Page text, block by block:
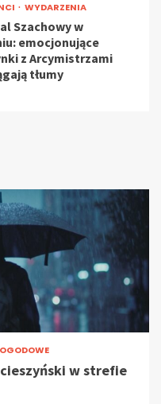
WYDARZENIA
Szachowy w
emocjonujące
z Arcymistrzami
tłumy
w strefie